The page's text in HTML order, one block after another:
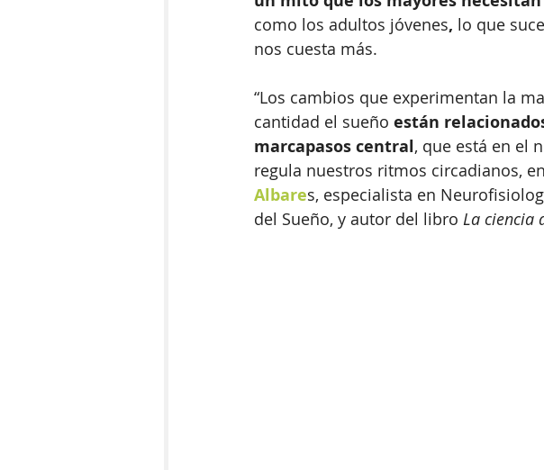
como los adultos jóvenes, lo que
nos cuesta más.
“Los cambios que experimentan la
cantidad el sueño están
marcapasos central, que está en el
regula nuestros ritmos circadianos,
Albares, especialista en
del Sueño, y autor del libro La ciencia